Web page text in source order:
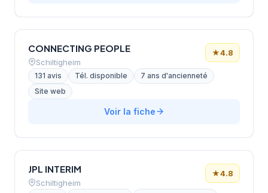
CONNECTING PEOPLE
Schiltigheim
★4.8
131 avis Tél. disponible
7 ans d'ancienneté
Site web
Voir la fiche
JPL INTERIM
Schiltigheim
★4.8